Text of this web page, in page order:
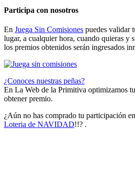
Participa con nosotros
En Juega Sin Comisiones puedes validar
lugar, a cualquier hora, cuando quieras y
los premios obtenidos serán ingresados
¿Conoces nuestras peñas?
En La Web de la Primitiva optimizamos
obtener premio.
¿Aún no has comprado tu participación
Loteria de NAVIDAD!!? .